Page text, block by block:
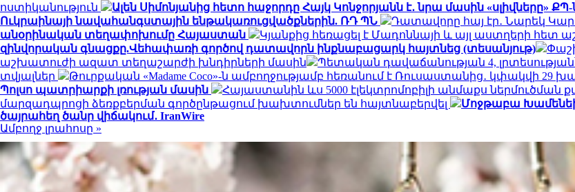
ոստիկանություն
Ալեն Սիմոնյանից հետո հաջորդը Հայկ Կոնջորյանն է․ նրա մասին «սլիվները»
Ուկրաինայի նավահանգստային ենթակառուցվածքներին. ՌԴ ՊՆ
Դատավորը հայ էր․ Նարեկ
անօրինական տեղափոխումը Հայաստան
Կյանքից հեռացել է Մադոննայի և այլ աստղերի հետ
զինվորական գնացքը.Վեհափառի գործով դատավորն ինքնաբացարկ հայտնեց (տեսանյութ)
աշխատուժի ազատ տեղաշարժի խնդիրների մասին
Պետական դավաճանության 4,
տվյալներ
Թուրքական «Madame Coco»-ն ամբողջությամբ հեռանում է Ռուսաստանից․ կփակվի 29
Պոլսո պատրիարքի լռության մասին
Հայաստանին ևս 5000 էլեկտրոմոբիլի անմաքս ներմուծման
մարզադպրոցի ձեռքբերման գործընթացում խախտումներ են հայտնաբերվել
Մոջթաբա
ծայրահեղ ծանր վիճակում․ IranWire
Ամբողջ լրահոսը »